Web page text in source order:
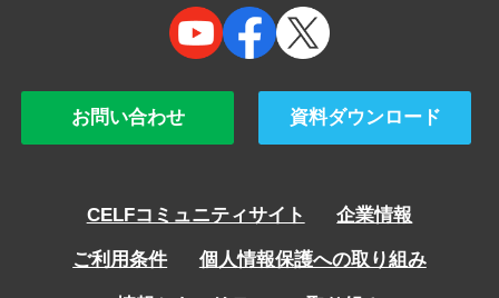
お問い合わせ 資料ダウンロード
CELFコミュニティサイト 企業情報
ご利用条件 個人情報保護への取り組み